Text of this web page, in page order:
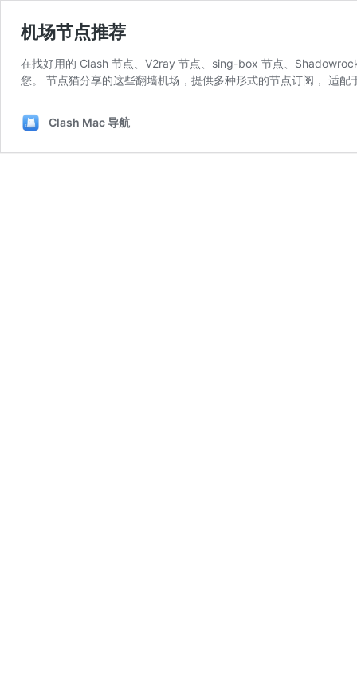
机场节点推荐
在找好用的 Clash 节点、V2ray 节点、sing-box 节点、
您。 节点猫分享的这些翻墙机场，提供多种形式的节点订阅， 适
Clash Mac 导航